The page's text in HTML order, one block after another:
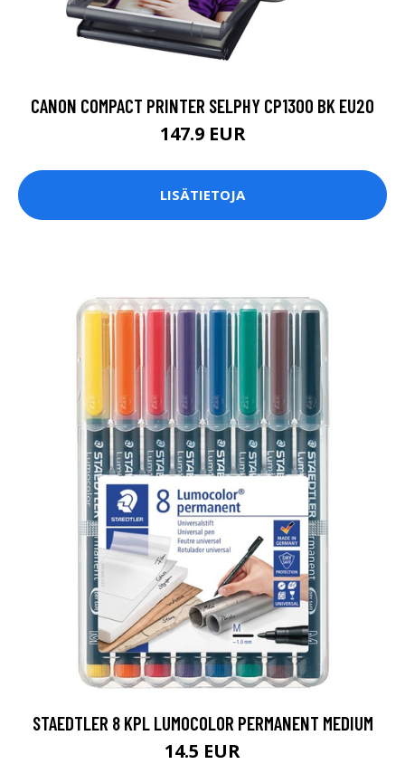
CANON COMPACT PRINTER SELPHY CP1300 BK EU20
147.9 EUR
LISÄTIETOJA
STAEDTLER 8 KPL LUMOCOLOR PERMANENT MEDIUM
14.5 EUR